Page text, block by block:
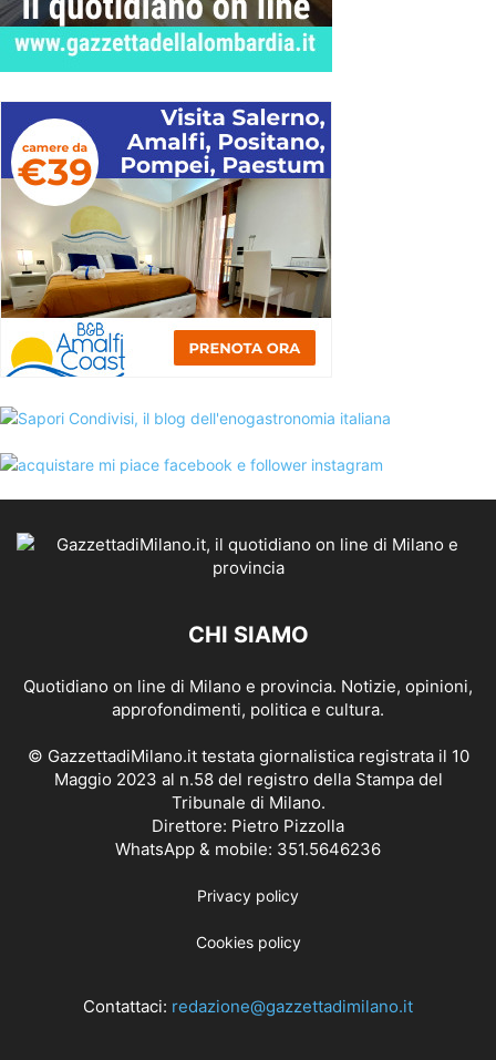
CHI SIAMO
Quotidiano on line di Milano e provincia. Notizie, opinioni,
approfondimenti, politica e cultura.
© GazzettadiMilano.it testata giornalistica registrata il 10
Maggio 2023 al n.58 del registro della Stampa del
Tribunale di Milano.
Direttore: Pietro Pizzolla
WhatsApp & mobile: 351.5646236
Privacy policy
Cookies policy
Contattaci: redazione@gazzettadimilano.it